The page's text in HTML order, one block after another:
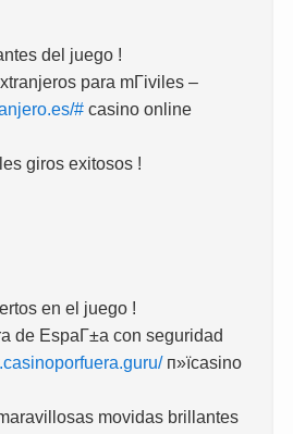
del juego !
para mГіviles –
# casino online
giros exitosos !
en el juego !
de EspaГ±a con seguridad
п»їcasino
movidas brillantes